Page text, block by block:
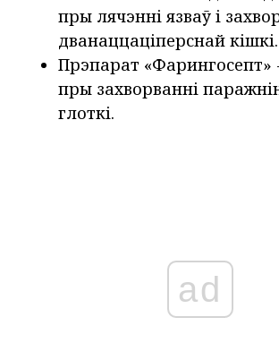
пры лячэнні язваў і
дванаццаціперснай кішкі.
Прэпарат «Фарингосепт»
пры захворванні
глоткі.
ad